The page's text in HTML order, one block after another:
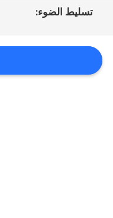
اطلب
NEWS
تسليط الضوء: